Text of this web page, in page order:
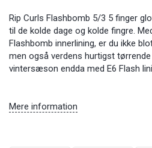
Rip Curls Flashbomb 5/3 5 finger
til de kolde dage og kolde fingre.
Flashbomb innerlining, er du ikke
men også verdens hurtigst tørrende
vintersæson endda med E6 Flash
Mere information